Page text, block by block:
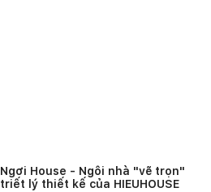
Ngơi House - Ngôi nhà "vẽ trọn"
triết lý thiết kế của HIEUHOUSE